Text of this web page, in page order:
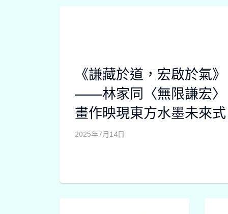
《謙藏於道，宏啟於氣》
——林家同〈無限謙宏〉
畫作映現東方水墨未來式
2025年7月14日